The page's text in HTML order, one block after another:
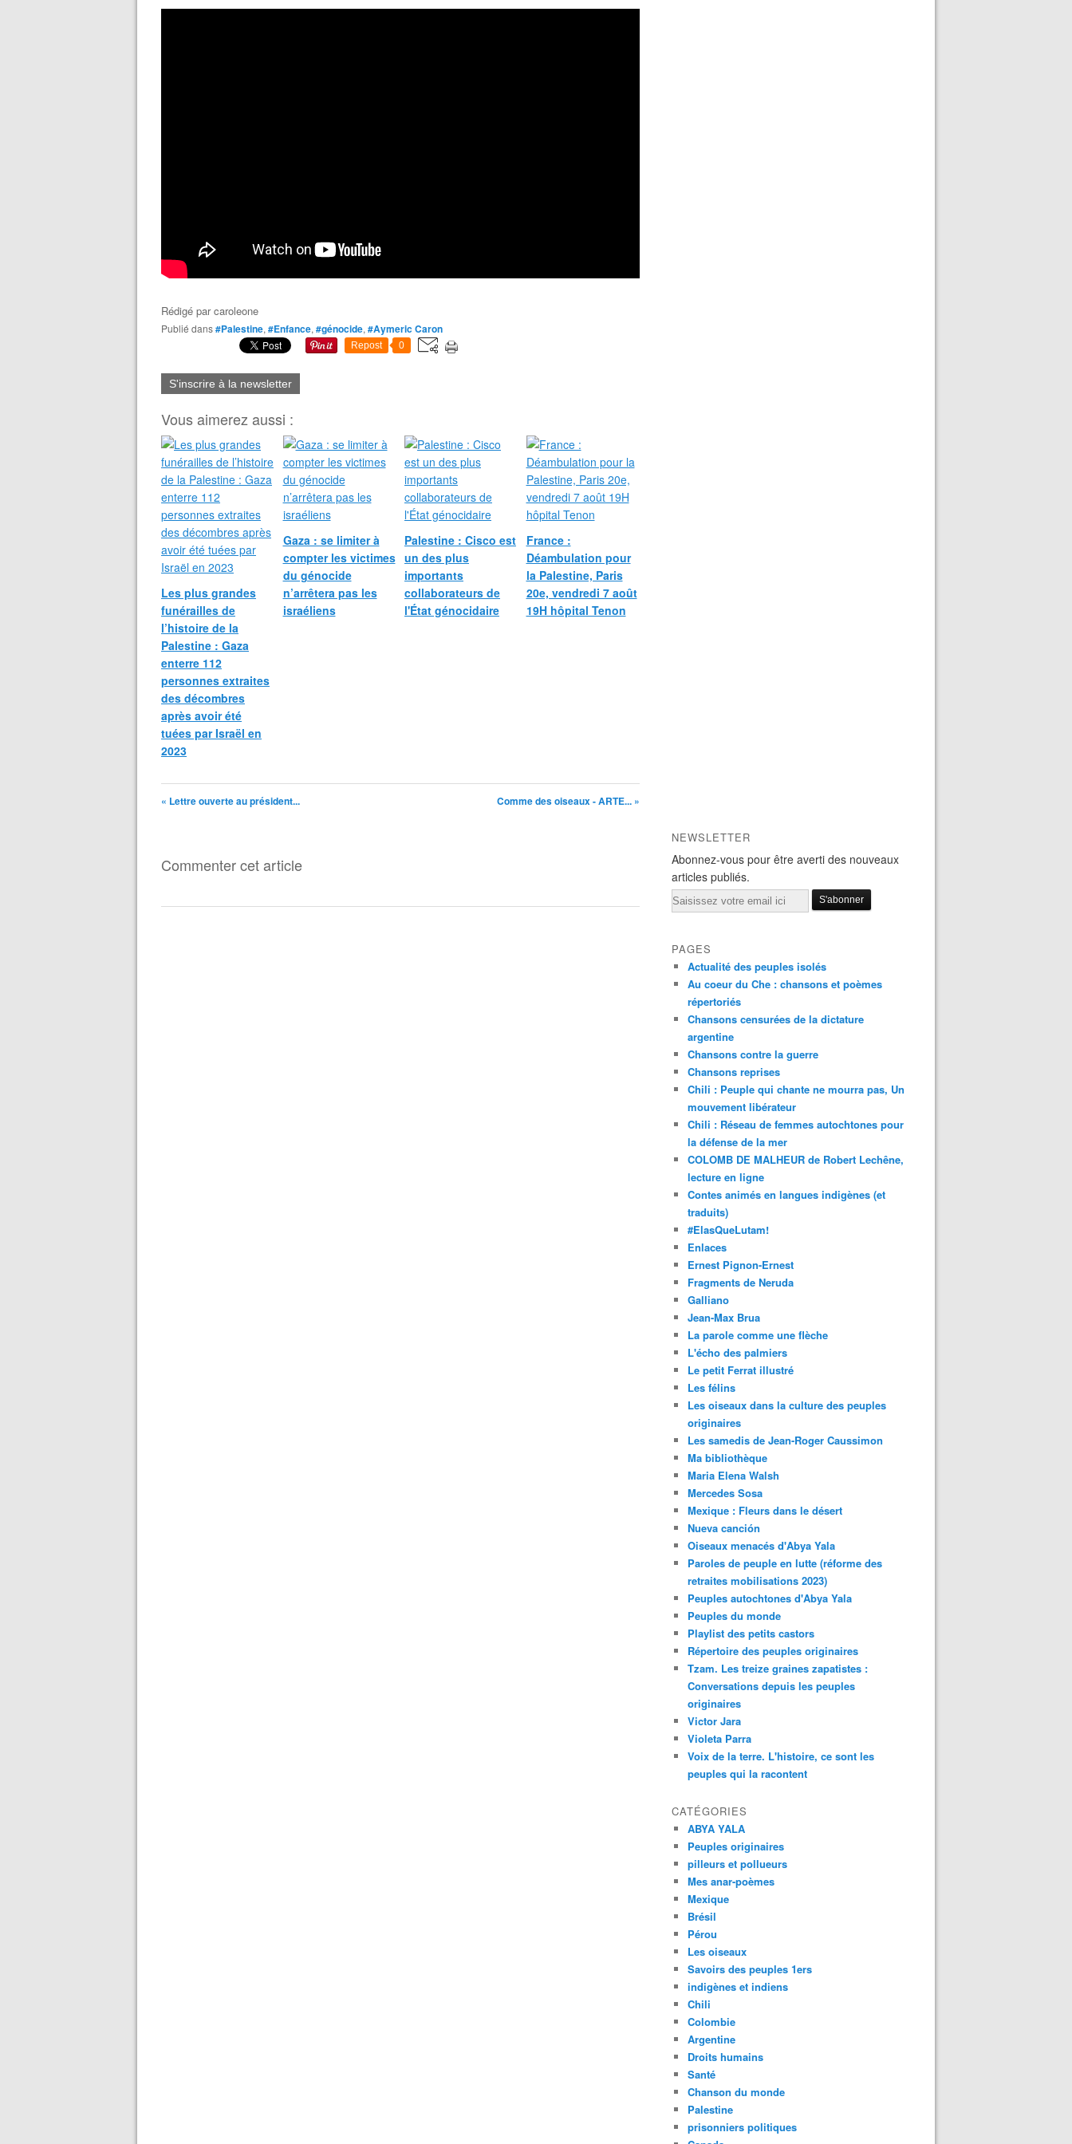
Rédigé parcaroleone
Publié dans#Palestine, #Enfance, #génocide, #Aymeric Caron
Repost 0
S'inscrire à la newsletter
Vous aimerez aussi :
Les plus grandes
funérailles de
l’histoire de la
Palestine : Gaza
enterre 112
personnes extraites
des décombres
après avoir été
tuées par Israël en
2023
Gaza : se limiter à
compter les victimes
du génocide
n’arrêtera pas les
israéliens
Palestine : Cisco est
un des plus
importants
collaborateurs de
l'État génocidaire
France :
Déambulation pour
la Palestine, Paris
20e, vendredi 7 août
19H hôpital Tenon
« Lettre ouverte au président... Comme des oiseaux - ARTE... »
Commenter cet article
NEWSLETTER
Abonnez-vous pour être averti des nouveaux
articles publiés.
Email
PAGES
Actualité des peuples isolés
Au coeur du Che : chansons et poèmes
répertoriés
Chansons censurées de la dictature
argentine
Chansons contre la guerre
Chansons reprises
Chili : Peuple qui chante ne mourra pas, Un
mouvement libérateur
Chili : Réseau de femmes autochtones pour
la défense de la mer
COLOMB DE MALHEUR de Robert Lechêne,
lecture en ligne
Contes animés en langues indigènes (et
traduits)
#ElasQueLutam!
Enlaces
Ernest Pignon-Ernest
Fragments de Neruda
Galliano
Jean-Max Brua
La parole comme une flèche
L'écho des palmiers
Le petit Ferrat illustré
Les félins
Les oiseaux dans la culture des peuples
originaires
Les samedis de Jean-Roger Caussimon
Ma bibliothèque
Maria Elena Walsh
Mercedes Sosa
Mexique : Fleurs dans le désert
Nueva canción
Oiseaux menacés d'Abya Yala
Paroles de peuple en lutte (réforme des
retraites mobilisations 2023)
Peuples autochtones d'Abya Yala
Peuples du monde
Playlist des petits castors
Répertoire des peuples originaires
Tzam. Les treize graines zapatistes :
Conversations depuis les peuples
originaires
Victor Jara
Violeta Parra
Voix de la terre. L'histoire, ce sont les
peuples qui la racontent
CATÉGORIES
ABYA YALA
Peuples originaires
pilleurs et pollueurs
Mes anar-poèmes
Mexique
Brésil
Pérou
Les oiseaux
Savoirs des peuples 1ers
indigènes et indiens
Chili
Colombie
Argentine
Droits humains
Santé
Chanson du monde
Palestine
prisonniers politiques